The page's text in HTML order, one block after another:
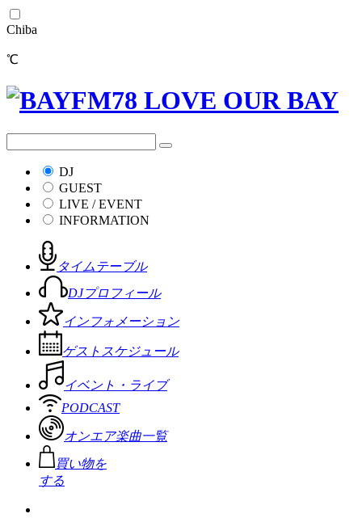
Chiba
℃
DJ
GUEST
LIVE / EVENT
INFORMATION
タイムテーブル
DJプロフィール
インフォメーション
ゲストスケジュール
イベント・ライブ
PODCAST
オンエア楽曲一覧
買い物を
する